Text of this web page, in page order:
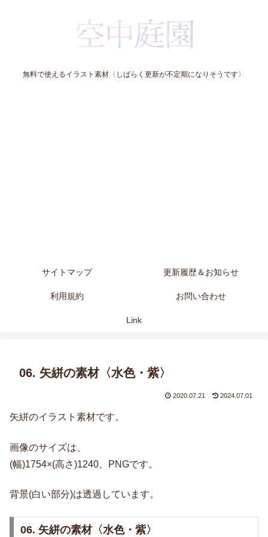
無料で使えるイラスト素材〈しばらく更新が不定期になりそうです〉
サイトマップ 更新履歴＆お知らせ
利用規約 お問い合わせ
Link
06. 矢絣の素材〈水色・紫〉
2020.07.21 2024.07.01
矢絣のイラスト素材です。
画像のサイズは、
(幅)1754×(高さ)1240、PNGです。
背景(白い部分)は透過しています。
06. 矢絣の素材〈水色・紫〉